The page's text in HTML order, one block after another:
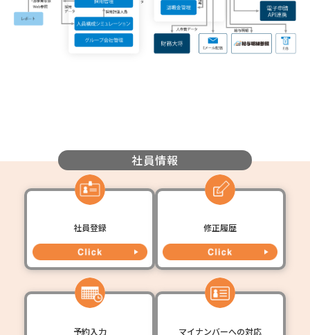
社員情報
社員登録 修正履歴
予約入力 マイナンバーへの対応